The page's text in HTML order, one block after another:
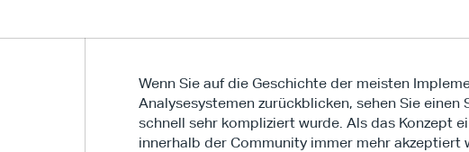
Wenn Sie auf die Geschichte der meisten
Analysesystemen zurückblicken, sehen Sie
schnell sehr kompliziert wurde. Als das Konzept
innerhalb der Community immer mehr